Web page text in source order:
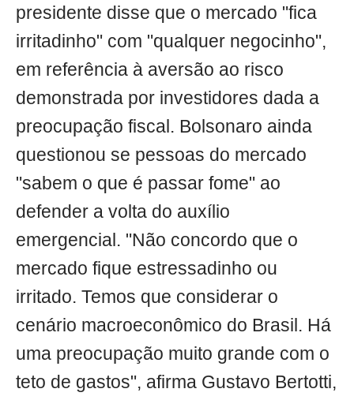
presidente disse que o mercado "fica
irritadinho" com "qualquer negocinho",
em referência à aversão ao risco
demonstrada por investidores dada a
preocupação fiscal. Bolsonaro ainda
questionou se pessoas do mercado
"sabem o que é passar fome" ao
defender a volta do auxílio
emergencial. "Não concordo que o
mercado fique estressadinho ou
irritado. Temos que considerar o
cenário macroeconômico do Brasil. Há
uma preocupação muito grande com o
teto de gastos", afirma Gustavo Bertotti,